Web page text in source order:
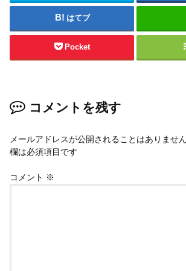
はてブ
Pocket
コメントを残す
メールアドレスが公開されることはありません
欄は必須項目です
コメント ※